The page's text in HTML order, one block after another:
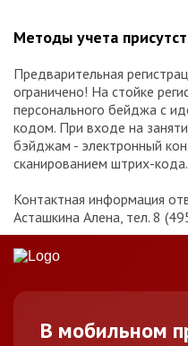
Методы учета
Предварительная
ограничено! На стойке
персонального бейджа с
кодом. При входе на
бэйджам - электронный
сканированием штрих-кода.
Контактная информация
Асташкина Алена, тел. 8
В мобильном